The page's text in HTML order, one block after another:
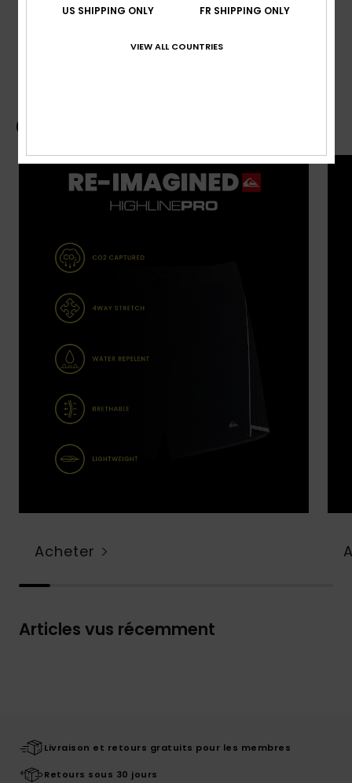
Livraison & Retours
Guide des boardshorts
Acheter
Articles vus récemment
Livraison et retours gratuits pour les membres
Retours sous 30 jours
US SHIPPING ONLY FR SHIPPING ONLY
VIEW ALL COUNTRIES